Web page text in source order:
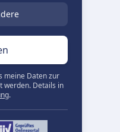
meine Daten zur
werden. Details in
.